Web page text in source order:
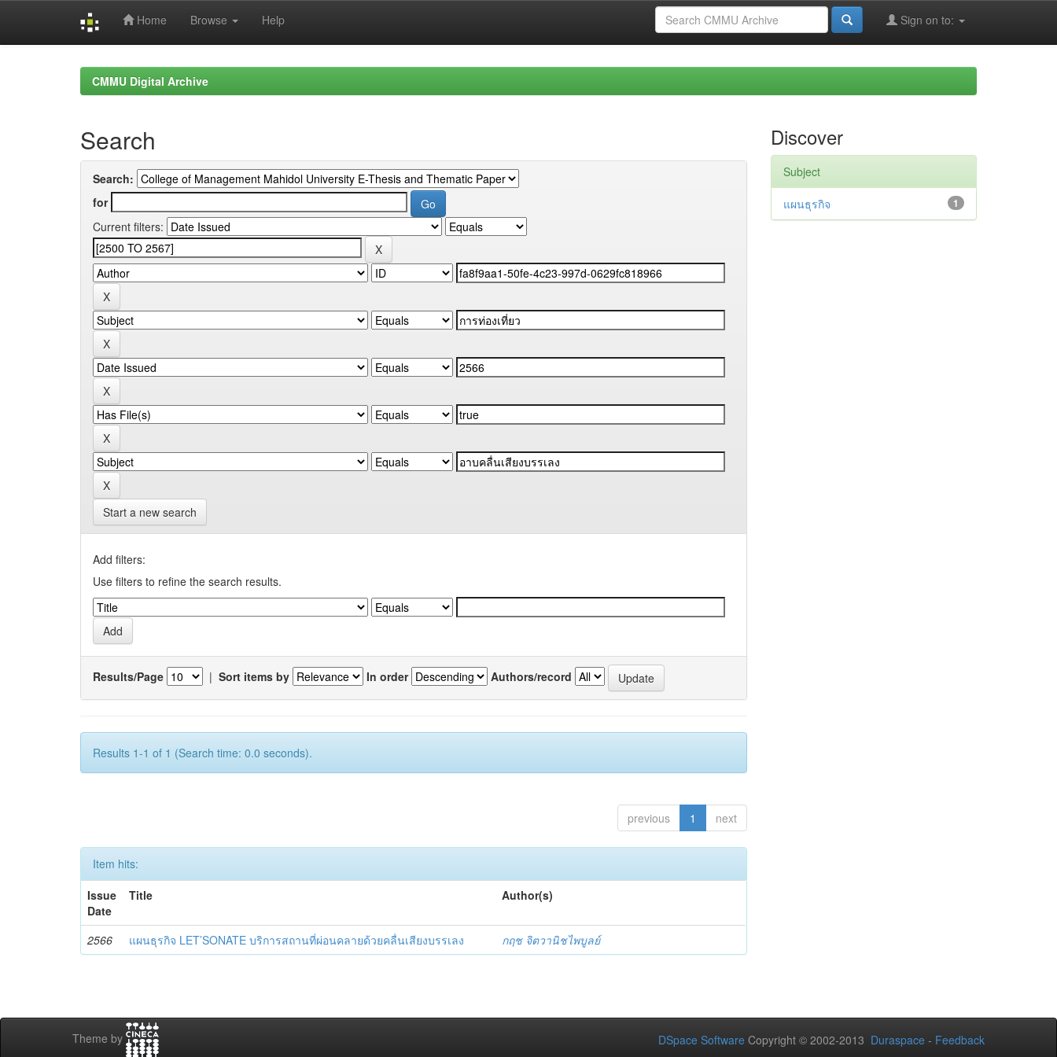
Home Browse Help Sign on to:
CMMU Digital Archive
Search
Search:
for
Current filters:
Start a new search
Add filters:
Use filters to refine the search results.
Results/Page | Sort items by In order Authors/record
Results 1-1 of 1 (Search time: 0.0 seconds).
previous 1 next
Item hits:
Issue
Date
Title Author(s)
2566 แผนธุรกิจ LET’SONATE บริการสถานที่ผ่อนคลายด้วยคลื่นเสียงบรรเลง กฤช จิตวานิชไพบูลย์
Discover
Subject
1
แผนธุรกิจ
Theme by DSpace Software Copyright © 2002-2013 Duraspace - Feedback